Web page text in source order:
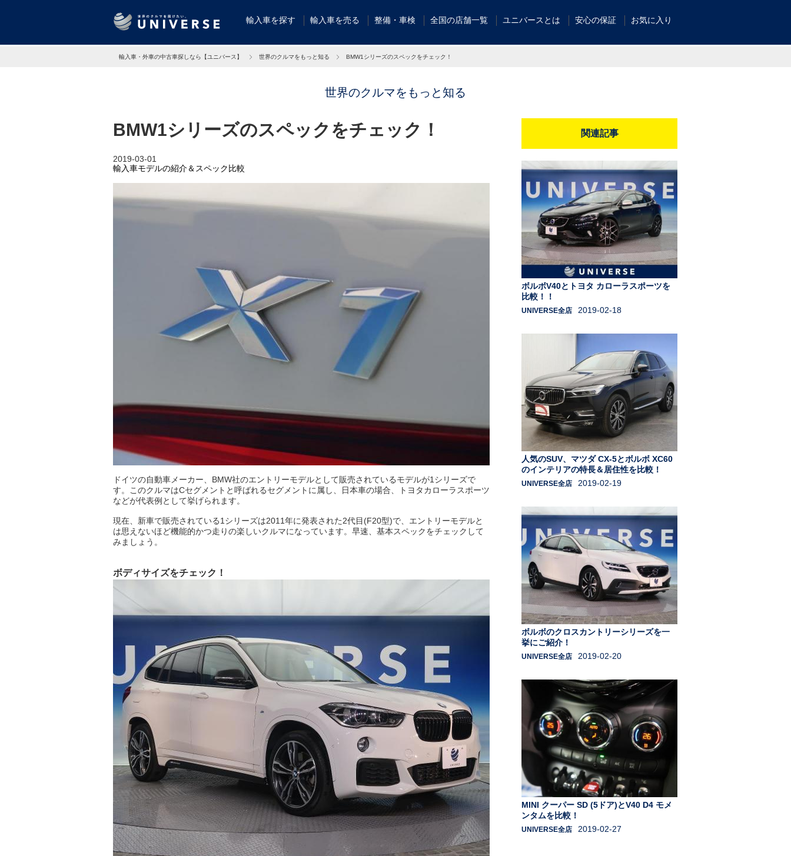
輸入車を探す 輸入車を売る 整備・車検 全国の店舗一覧 ユニバースとは 安心の保証 お気に入り
輸入車・外車の中古車探しなら【ユニバース】 世界のクルマをもっと知る BMW1シリーズのスペックをチェック！
世界のクルマをもっと知る
BMW1シリーズのスペックをチェック！
2019-03-01
輸入車モデルの紹介＆スペック比較
ドイツの自動車メーカー、BMW社のエントリーモデルとして販売されているモデルが1シリーズで
す。このクルマはCセグメントと呼ばれるセグメントに属し、日本車の場合、トヨタカローラスポーツ
などが代表例として挙げられます。
現在、新車で販売されている1シリーズは2011年に発表された2代目(F20型)で、エントリーモデルと
は思えないほど機能的かつ走りの楽しいクルマになっています。早速、基本スペックをチェックして
みましょう。
ボディサイズをチェック！
関連記事
ボルボV40とトヨタ カローラスポーツを
比較！！
UNIVERSE全店 2019-02-18
人気のSUV、マツダ CX-5とボルボ XC60
のインテリアの特長＆居住性を比較！
UNIVERSE全店 2019-02-19
ボルボのクロスカントリーシリーズを一
挙にご紹介！
UNIVERSE全店 2019-02-20
MINI クーパー SD (5ドア)とV40 D4 モメ
ンタムを比較！
UNIVERSE全店 2019-02-27